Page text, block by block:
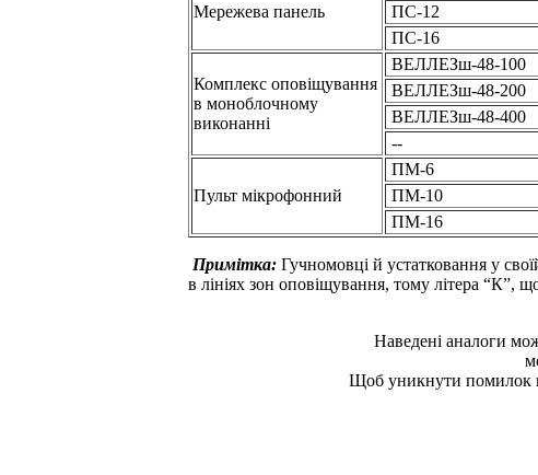
Мережева панель
ПС-12
ПС-16
Комплекс оповіщування
в моноблочному
виконанні
ВЕЛЛЕЗш-48-100
ВЕЛЛЕЗш-48-200
ВЕЛЛЕЗш-48-400
--
Пульт мікрофонний
ПМ-6
ПМ-10
ПМ-16
Примітка: Гучномовці й устатковання у
в лініях зон оповіщування, тому літера “К”,
Наведені аналоги
Щоб уникнути помилок